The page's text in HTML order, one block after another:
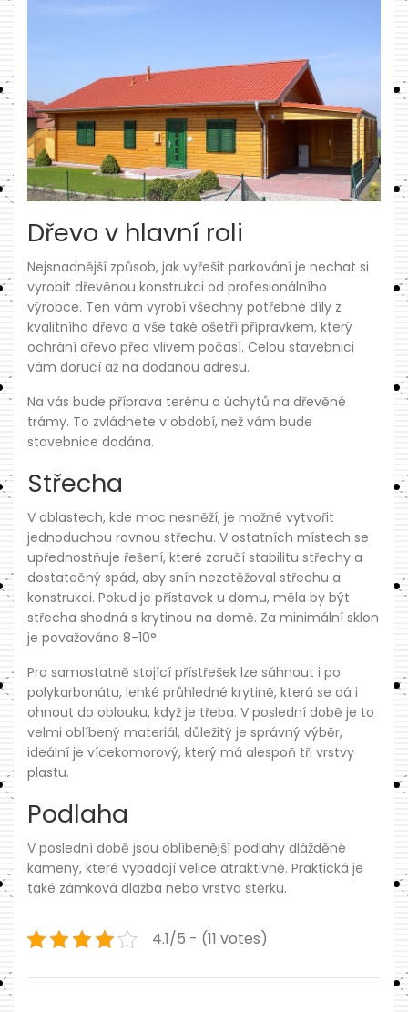
Dřevo v hlavní roli
Nejsnadnější způsob, jak vyřešit parkování je nechat si
vyrobit dřevěnou konstrukci od profesionálního
výrobce. Ten vám vyrobí všechny potřebné díly z
kvalitního dřeva a vše také ošetří přípravkem, který
ochrání dřevo před vlivem počasí. Celou stavebnici
vám doručí až na dodanou adresu.
Na vás bude příprava terénu a úchytů na dřevěné
trámy. To zvládnete v období, než vám bude
stavebnice dodána.
Střecha
V oblastech, kde moc nesněží, je možné vytvořit
jednoduchou rovnou střechu. V ostatních místech se
upřednostňuje řešení, které zaručí stabilitu střechy a
dostatečný spád, aby sníh nezatěžoval střechu a
konstrukci. Pokud je přístavek u domu, měla by být
střecha shodná s krytinou na domě. Za minimální sklon
je považováno 8-10°.
Pro samostatně stojící přístřešek lze sáhnout i po
polykarbonátu, lehké průhledné krytině, která se dá i
ohnout do oblouku, když je třeba. V poslední době je to
velmi oblíbený materiál, důležitý je správný výběr,
ideální je vícekomorový, který má alespoň tři vrstvy
plastu.
Podlaha
V poslední době jsou oblíbenější podlahy dlážděné
kameny, které vypadají velice atraktivně. Praktická je
také zámková dlažba nebo vrstva štěrku.
4.1/5 - (11 votes)